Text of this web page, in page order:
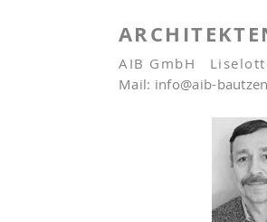
AIB GmbH
Mail: info@aib-